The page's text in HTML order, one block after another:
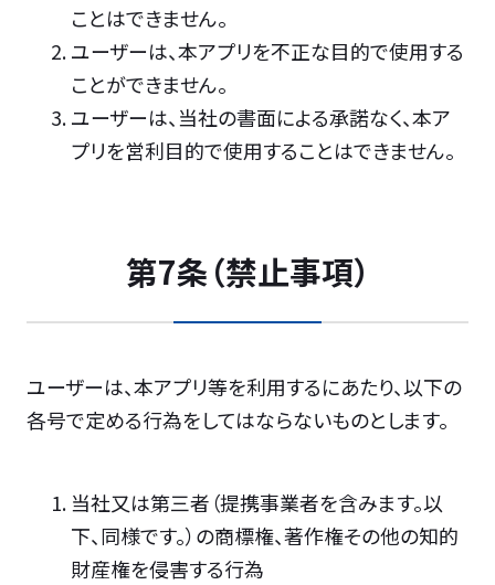
ことはできません。
ユーザーは、本アプリを不正な目的で使用する
ことができません。
ユーザーは、当社の書面による承諾なく、本ア
プリを営利目的で使用することはできません。
第7条（禁止事項）
ユーザーは、本アプリ等を利用するにあたり、以下の
各号で定める行為をしてはならないものとします。
当社又は第三者（提携事業者を含みます。以
下、同様です。）の商標権、著作権その他の知的
財産権を侵害する行為